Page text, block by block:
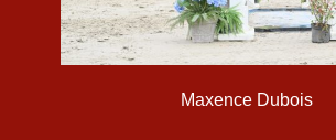
Maxence Dubois